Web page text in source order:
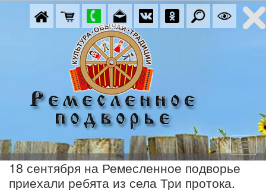
18 сентября на Ремесленное подворье
приехали ребята из села Три протока.